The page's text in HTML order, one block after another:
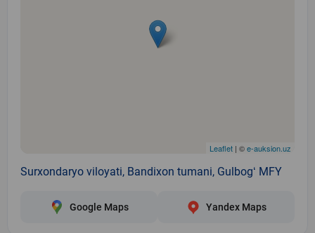
Leaflet | ©e-auksion.uz
Surxondaryo viloyati, Bandixon tumani, Gulbogʻ MFY
Google Maps Yandex Maps